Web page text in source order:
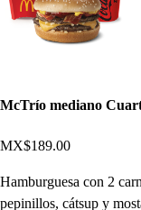
McTrío mediano
MX$189.00
Hamburguesa con 2
pepinillos, cátsup y